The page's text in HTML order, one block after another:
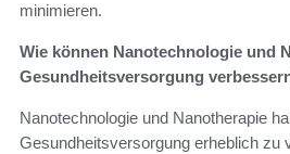
minimieren.
Wie können Nanotechnologie und
Gesundheitsversorgung
Nanotechnologie und Nanotherapie
Gesundheitsversorgung erheblich zu